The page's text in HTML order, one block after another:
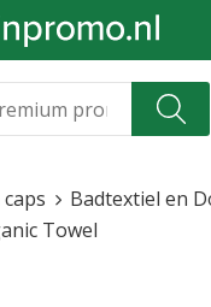
Badtextiel en
Towel